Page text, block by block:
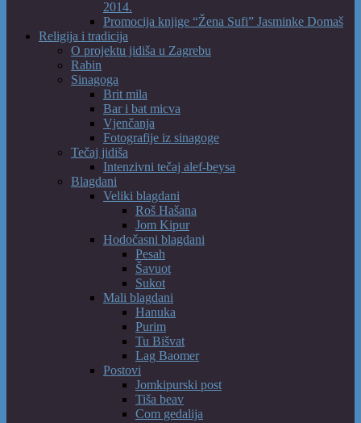
2014.
Promocija knjige “Žena Sufi” Jasminke Domaš
Religija i tradicija
O projektu jidiša u Zagrebu
Rabin
Sinagoga
Brit mila
Bar i bat micva
Vjenčanja
Fotografije iz sinagoge
Tečaj jidiša
Intenzivni tečaj alef-beysa
Blagdani
Veliki blagdani
Roš Hašana
Jom Kipur
Hodočasni blagdani
Pesah
Šavuot
Sukot
Mali blagdani
Hanuka
Purim
Tu Bišvat
Lag Baomer
Postovi
Jomkipurski post
Tiša beav
Com gedalija